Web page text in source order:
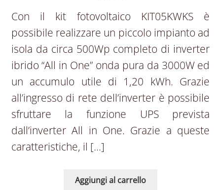
Con il kit fotovoltaico KIT05KWKS è
possibile realizzare un piccolo impianto ad
isola da circa 500Wp completo di inverter
ibrido “All in One” onda pura da 3000W ed
un accumulo utile di 1,20 kWh. Grazie
all’ingresso di rete dell’inverter è possibile
sfruttare la funzione UPS prevista
dall’inverter All in One. Grazie a queste
caratteristiche, il […]
Aggiungi al carrello